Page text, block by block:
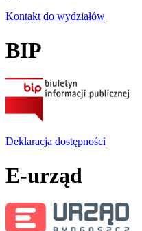
Kontakt do wydziałów
BIP
Deklaracja dostępności
E-urząd